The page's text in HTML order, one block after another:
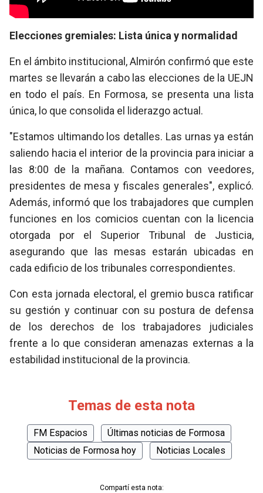
Elecciones gremiales: Lista única y normalidad
En el ámbito institucional, Almirón confirmó que este
martes se llevarán a cabo las elecciones de la UEJN
en todo el país. En Formosa, se presenta una
lista
única, lo que consolida el liderazgo actual.
"Estamos ultimando los detalles. Las urnas ya están
saliendo hacia el interior de la provincia para iniciar a
las 8:00 de la mañana. Contamos con veedores,
presidentes de mesa y fiscales generales", explicó.
Además, informó que los trabajadores que cumplen
funciones en los comicios cuentan con la licencia
otorgada por el Superior Tribunal de Justicia,
asegurando que las mesas estarán ubicadas en
cada edificio de los tribunales correspondientes.
Con esta jornada electoral, el gremio busca ratificar
su gestión y continuar con su postura de defensa
de los derechos de los trabajadores judiciales
frente a lo que consideran amenazas externas a la
estabilidad institucional de la provincia.
Temas de esta nota
FM Espacios
Últimas noticias de Formosa
Noticias de Formosa hoy
Noticias Locales
Compartí esta nota: